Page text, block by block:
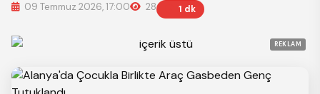
09 Temmuz 2026, 17:00 28 1 dk
REKLAM